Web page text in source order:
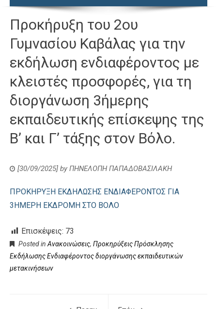
Προκήρυξη του 2ου
Γυμνασίου Καβάλας για την
εκδήλωση ενδιαφέροντος με
κλειστές προσφορές, για τη
διοργάνωση 3ήμερης
εκπαιδευτικής επίσκεψης της
Β’ και Γ’ τάξης στον Βόλο.
[30/09/2025] by ΠΗΝΕΛΟΠΗ ΠΑΠΑΔΟΒΑΣΙΛΑΚΗ
ΠΡΟΚΗΡΥΞΗ ΕΚΔΗΛΩΣΗΣ ΕΝΔΙΑΦΕΡΟΝΤΟΣ ΓΙΑ
3ΗΜΕΡΗ ΕΚΔΡΟΜΗ ΣΤΟ ΒΟΛΟ
Επισκέψεις: 73
Posted in Ανακοινώσεις, Προκηρύξεις Πρόσκλησης
Εκδήλωσης Ενδιαφέροντος διοργάνωσης εκπαιδευτικών
μετακινήσεων